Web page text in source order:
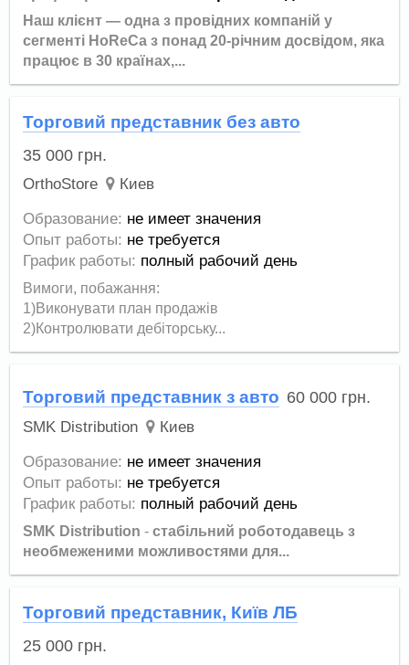
Наш клієнт — одна з провідних компаній у
сегменті HoReCa з понад 20-річним досвідом, яка
працює в 30 країнах,...
Торговий представник без авто
35 000 грн.
OrthoStore Киев
Образование: не имеет значения
Опыт работы: не требуется
График работы: полный рабочий день
Вимоги, побажання:
1)Виконувати план продажів
2)Контролювати дебіторську...
Торговий представник з авто 60 000 грн.
SMK Distribution Киев
Образование: не имеет значения
Опыт работы: не требуется
График работы: полный рабочий день
SMK Distribution -стабільний роботодавець з
необмеженими можливостями для...
Торговий представник, Київ ЛБ
25 000 грн.